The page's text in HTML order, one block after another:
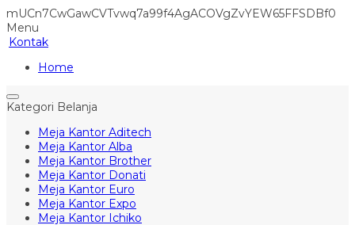
mUCn7CwGawCVTvwq7a99f4AgACOVgZvYEW65FFSDBf0
Menu
Kontak
Home
Kategori Belanja
Meja Kantor Aditech
Meja Kantor Alba
Meja Kantor Brother
Meja Kantor Donati
Meja Kantor Euro
Meja Kantor Expo
Meja Kantor Ichiko